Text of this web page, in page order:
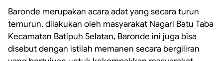
Baronde merupakan acara adat yang secara turun
temurun, dilakukan oleh masyarakat Nagari Batu Taba
Kecamatan Batipuh Selatan, Baronde ini juga bisa
disebut dengan istilah memanen secara bergiliran